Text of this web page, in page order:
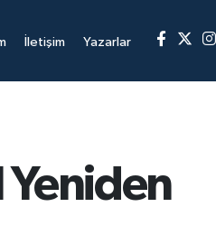
İletişim Yazarlar
Yeniden